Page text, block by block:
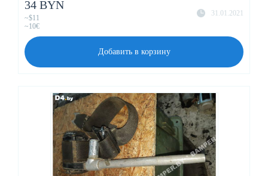
31.01.2021
34 BYN
~$11
~10€
Добавить в корзину